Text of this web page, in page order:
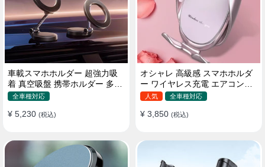
車載スマホホルダー 超強力吸
着 真空吸盤 携帯ホルダー 多角
度調整 360°回転な台座 車用ホ
カー用品 全機種対応
全車種対応
¥ 5,230 (税込)
オシャレ 高級感 スマホホルダ
ー ワイヤレス充電 エアコン吹
き出し口/ 吸盤タイプ 女性
人気 全車種対応
¥ 3,850 (税込)